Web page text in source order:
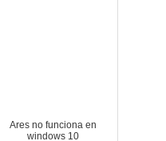
Ares no funciona en
windows 10